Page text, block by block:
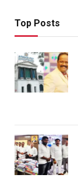
Top Posts